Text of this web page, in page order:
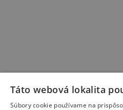
Táto webová lokalita
Súbory cookie používame na